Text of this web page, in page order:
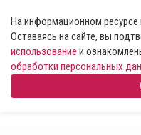
На информационном
Оставаясь на сайте, вы
использование и
обработки персональных